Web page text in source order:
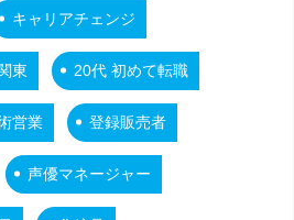
キャリアチェンジ
東 20代 初めて転職
営業 登録販売者
声優マネージャー